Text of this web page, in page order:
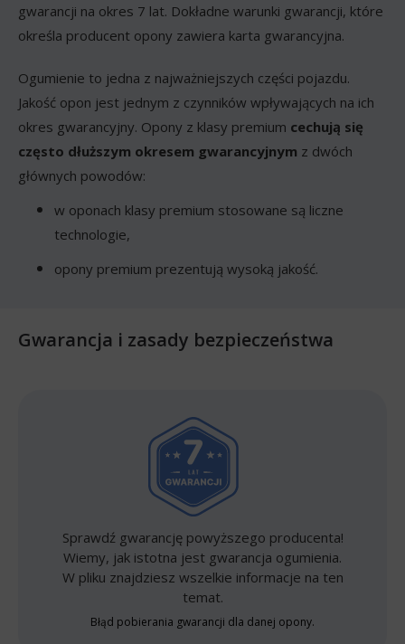
gwarancji na okres 7 lat. Dokładne warunki gwarancji, które
określa producent opony zawiera karta gwarancyjna.
Ogumienie to jedna z najważniejszych części pojazdu.
Jakość opon jest jednym z czynników wpływających na ich
okres gwarancyjny. Opony z klasy premium cechują się
często dłuższym okresem gwarancyjnym z dwóch
głównych powodów:
w oponach klasy premium stosowane są liczne
technologie,
opony premium prezentują wysoką jakość.
Gwarancja i zasady bezpieczeństwa
Sprawdź gwarancję powyższego producenta!
Wiemy, jak istotna jest gwarancja ogumienia.
W pliku znajdziesz wszelkie informacje na ten
temat.
Błąd pobierania gwarancji dla danej opony.